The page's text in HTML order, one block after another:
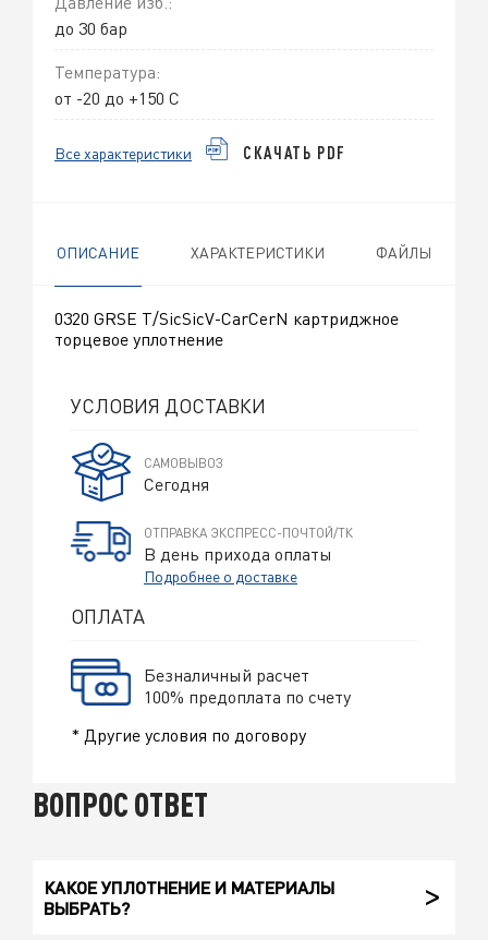
до 30 бар
Температура:
от -20 до +150 С
Все характеристики СКАЧАТЬ PDF
ОПИСАНИЕ ХАРАКТЕРИСТИКИ ФАЙЛЫ
0320 GRSE T/SicSicV-CarCerN картриджное
торцевое уплотнение
УСЛОВИЯ ДОСТАВКИ
САМОВЫВОЗ
Сегодня
ОТПРАВКА ЭКСПРЕСС-ПОЧТОЙ/ТК
В день прихода оплаты
Подробнее о доставке
ОПЛАТА
Безналичный расчет
100% предоплата по счету
* Другие условия по договору
ВОПРОС ОТВЕТ
КАКОЕ УПЛОТНЕНИЕ И МАТЕРИАЛЫ
ВЫБРАТЬ?